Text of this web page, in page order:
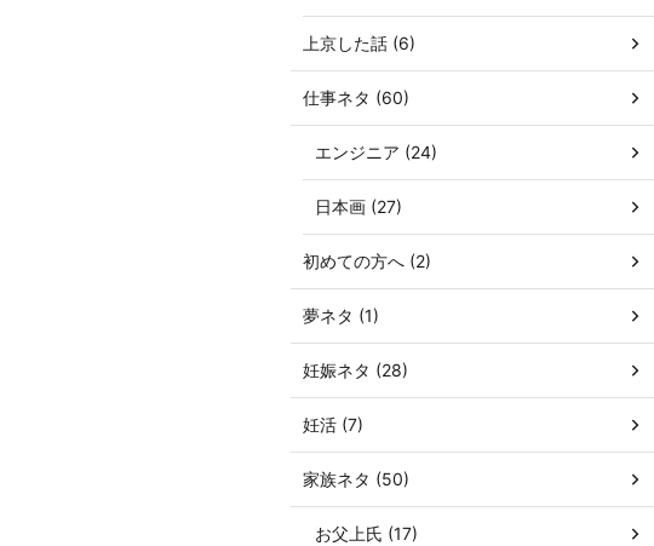
上京した話 (6)
仕事ネタ (60)
エンジニア (24)
日本画 (27)
初めての方へ (2)
夢ネタ (1)
妊娠ネタ (28)
妊活 (7)
家族ネタ (50)
お父上氏 (17)